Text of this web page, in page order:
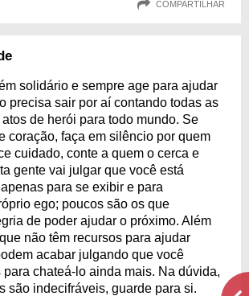
COMPARTILHAR
solidário e sempre age para ajudar
precisa sair por aí contando todas as
de herói para todo mundo. Se
coração, faça em silêncio por quem
cuidado, conte a quem o cerca e
gente vai julgar que você está
para se exibir e para
ego; poucos são os que
de poder ajudar o próximo. Além
não têm recursos para ajudar
acabar julgando que você
chateá-lo ainda mais. Na dúvida,
são indecifráveis, guarde para si.